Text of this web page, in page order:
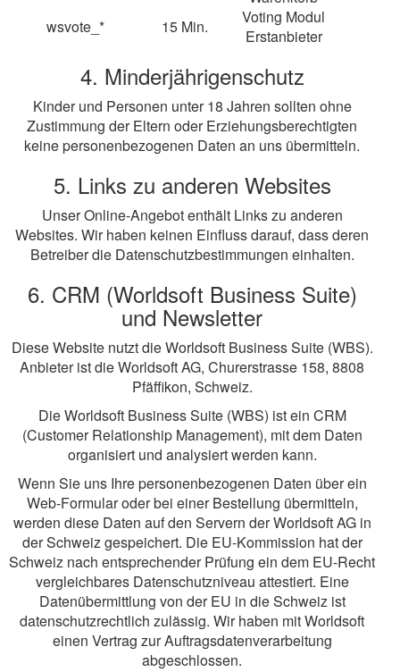
wsvote_*
15 Min.
Voting Modul
Erstanbieter
4. Minderjährigenschutz
Kinder und Personen unter 18 Jahren sollten ohne
Zustimmung der Eltern oder Erziehungsberechtigten
keine personenbezogenen Daten an uns übermitteln.
5. Links zu anderen Websites
Unser Online-Angebot enthält Links zu anderen
Websites. Wir haben keinen Einfluss darauf, dass deren
Betreiber die Datenschutzbestimmungen einhalten.
6. CRM (Worldsoft Business Suite)
und Newsletter
Diese Website nutzt die Worldsoft Business Suite (WBS).
Anbieter ist die Worldsoft AG, Churerstrasse 158, 8808
Pfäffikon, Schweiz.
Die Worldsoft Business Suite (WBS) ist ein CRM
(Customer Relationship Management), mit dem Daten
organisiert und analysiert werden kann.
Wenn Sie uns Ihre personenbezogenen Daten über ein
Web-Formular oder bei einer Bestellung übermitteln,
werden diese Daten auf den Servern der Worldsoft AG in
der Schweiz gespeichert. Die EU-Kommission hat der
Schweiz nach entsprechender Prüfung ein dem EU-Recht
vergleichbares Datenschutzniveau attestiert. Eine
Datenübermittlung von der EU in die Schweiz ist
datenschutzrechtlich zulässig. Wir haben mit Worldsoft
einen Vertrag zur Auftragsdatenverarbeitung
abgeschlossen.